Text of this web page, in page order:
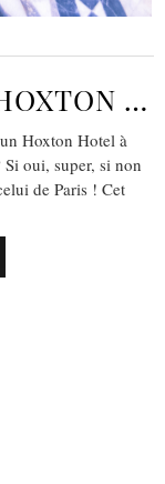
…
Hoxton Hotel à
oui, super, si non
de Paris ! Cet